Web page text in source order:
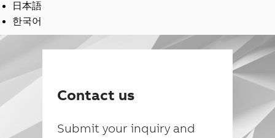
日本語
한국어
Contact us
Submit your inquiry and